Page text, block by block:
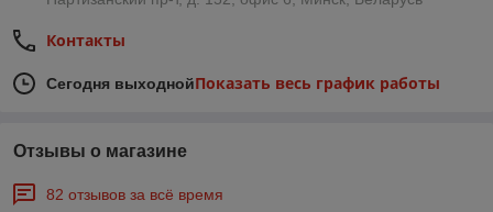
Контакты
Сегодня выходнойПоказать весь график работы
Отзывы о магазине
82 отзывов за всё время